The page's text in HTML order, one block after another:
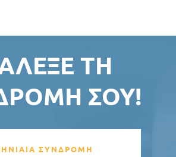
ΤΗ
ΣΟΥ!
ΣΥΝΔΡΟΜΗ